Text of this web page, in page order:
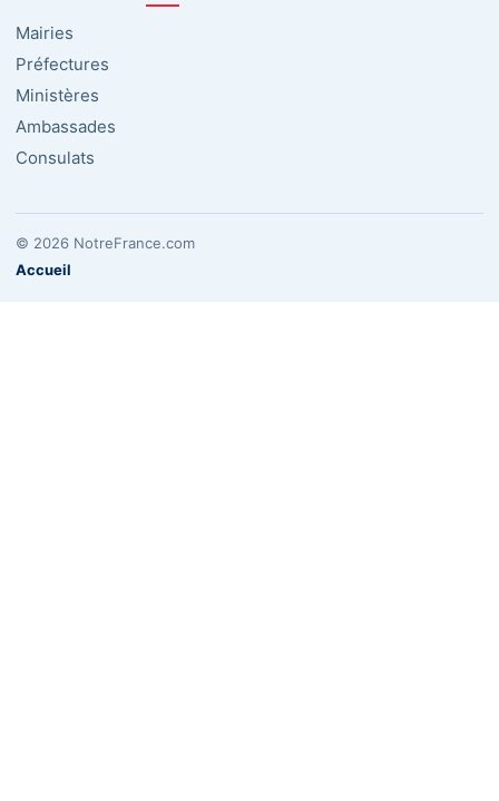
Mairies
Préfectures
Ministères
Ambassades
Consulats
© 2026 NotreFrance.com
Accueil